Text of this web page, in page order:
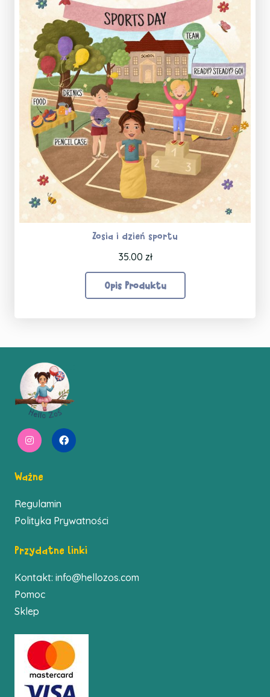
Zosia i dzień sportu
35.00 zł
Opis Produktu
Ważne
Regulamin
Polityka Prywatności
Przydatne linki
Kontakt: info@hellozos.com
Pomoc
Sklep